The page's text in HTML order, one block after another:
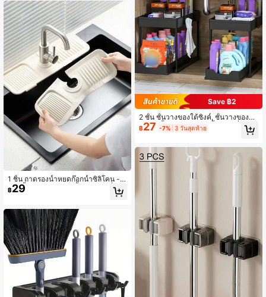
ครอบกันน้ำ อุปกรณ์จำเป็นสำหรับครัวแ
ละบ้าน
1 ชิ้น ถาดรองน้ำหยดก๊อกน้ำซิลิโคน - ตั
วดักน้ำหยดมือจับก๊อกน้ำซิลิโคน, ที่ใส่ส
บู่ล้างจาน, ที่วางฟองน้ำหลังก๊อกน้ำ, อุป
ะเด็น, สามารถตัดแต่งให้พอดีกับขอบแ
คบ, เหมาะสำหรับอ่างล้างหน้า, อ่างล้าง
จานในครัว และชั้นวางจาน
฿29
Save ฿2
2 ชั้น ชั้นวางของใต้ซิงค์, ชั้นวางของใน
ตู้ครัว, ลิ้นชักตะกร้าสองชั้นแบบเลื่อนได
้, ตะกร้าเก็บของอเนกประสงค์ในห้องน้ำ,
วัญวันหยุด ของใช้ในครัว อุปกรณ์ห้อง
น้ำ ที่เก็บของในครัว
฿27 -7% 3 วันสุดท้าย